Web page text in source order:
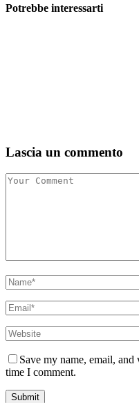
Potrebbe interessarti
Lascia un commento
Save my name, email,
time I comment.